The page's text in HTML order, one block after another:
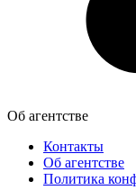
Об агентстве
Контакты
Об агентстве
Политика